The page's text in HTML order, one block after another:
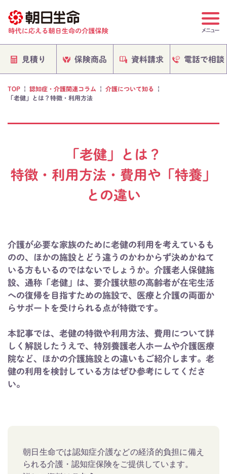
見積り 保険商品 資料請求 電話で相談
TOP | 認知症・介護関連コラム | 介護について知る |
「老健」とは？特徴・利用方法
「老健」とは？
特徴・利用方法・費用や「特養」
との違い
介護が必要な家族のために老健の利用を考えているも
のの、ほかの施設とどう違うのかわからず決めかねて
いる方もいるのではないでしょうか。介護老人保健施
設、通称「老健」は、要介護状態の高齢者が在宅生活
への復帰を目指すための施設で、医療と介護の両面か
らサポートを受けられる点が特徴です。
本記事では、老健の特徴や利用方法、費用について詳
しく解説したうえで、特別養護老人ホームや介護医療
院など、ほかの介護施設との違いもご紹介します。老
健の利用を検討している方はぜひ参考にしてくださ
い。
朝日生命では認知症介護などの経済的負担に備え
られる介護・認知症保険をご提供しています。